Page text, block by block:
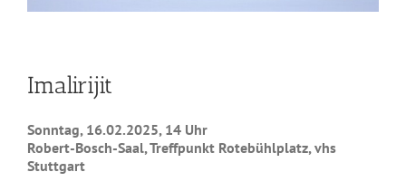
Imalirijit
Sonntag, 16.02.2025, 14 Uhr
Robert-Bosch-Saal, Treffpunkt Rotebühlplatz, vhs
Stuttgart